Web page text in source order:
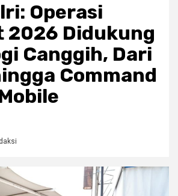
Operasi
2026 Didukung
Canggih, Dari
Command